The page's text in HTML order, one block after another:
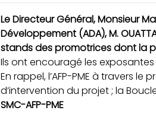
Le Directeur Général, Monsieur
Développement (ADA), M.
stands des promotrices dont la
Ils ont encouragé les
En rappel, l’AFP-PME à travers
d’intervention du projet ; la
SMC-AFP-PME